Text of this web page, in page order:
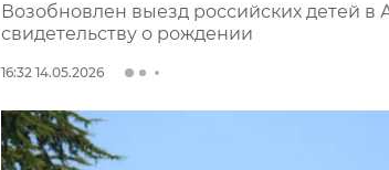
Возобновлен выезд российских детей
свидетельству о рождении
16:32 14.05.2026